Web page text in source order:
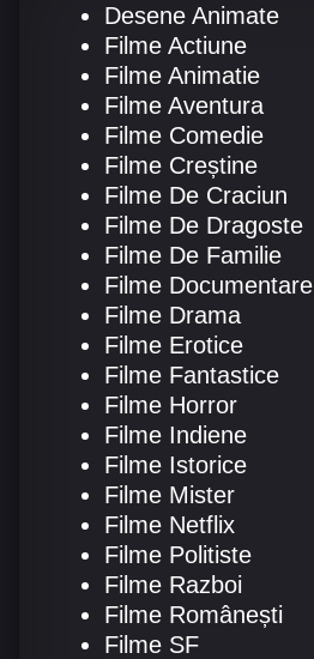
Desene Animate
Filme Actiune
Filme Animatie
Filme Aventura
Filme Comedie
Filme Creștine
Filme De Craciun
Filme De Dragoste
Filme De Familie
Filme Documentare
Filme Drama
Filme Erotice
Filme Fantastice
Filme Horror
Filme Indiene
Filme Istorice
Filme Mister
Filme Netflix
Filme Politiste
Filme Razboi
Filme Românești
Filme SF